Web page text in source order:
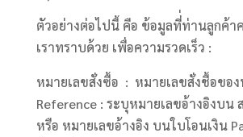
ตัวอย่างต่อไปนี้ คือ ข้อมูลที่่ท่านลูกค้า
เราทราบด้วย เพื่อความรวดเร็ว :
หมายเลขสั่งซื้อ : หมายเลขสั่งชื้อขอ
Reference : ระบุหมายเลขอ้างอิงบน
หรือ หมายเลขอ้างอิง บนใบโอนเงิน